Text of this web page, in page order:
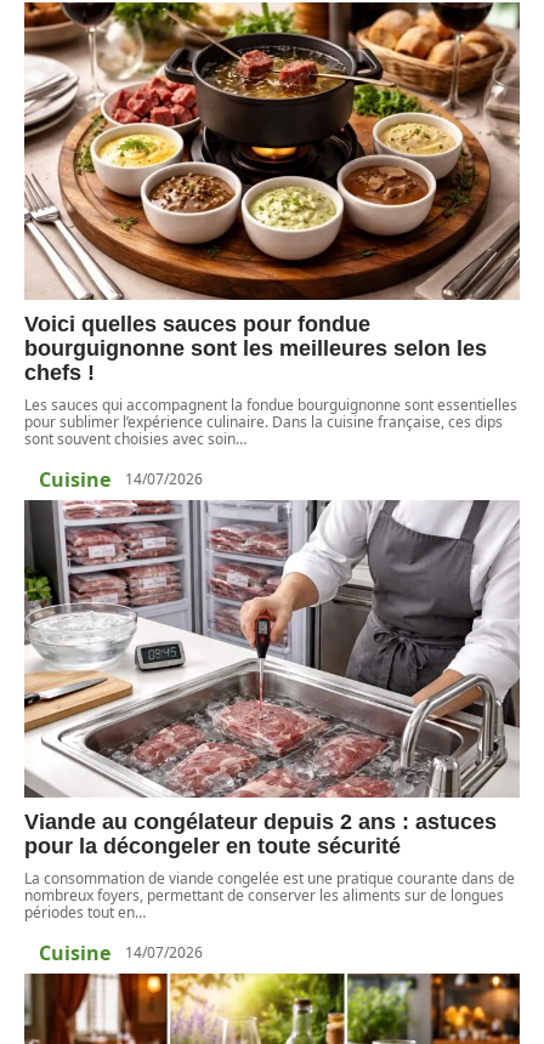
Voici quelles sauces pour fondue
bourguignonne sont les meilleures selon les
chefs !
Les sauces qui accompagnent la fondue bourguignonne sont essentielles
pour sublimer l’expérience culinaire. Dans la cuisine française, ces dips
sont souvent choisies avec soin…
Cuisine 14/07/2026
Viande au congélateur depuis 2 ans : astuces
pour la décongeler en toute sécurité
La consommation de viande congelée est une pratique courante dans de
nombreux foyers, permettant de conserver les aliments sur de longues
périodes tout en…
Cuisine 14/07/2026